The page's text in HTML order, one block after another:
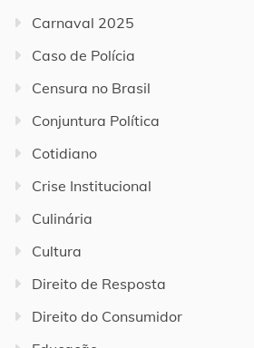
Carnaval 2025
Caso de Polícia
Censura no Brasil
Conjuntura Política
Cotidiano
Crise Institucional
Culinária
Cultura
Direito de Resposta
Direito do Consumidor